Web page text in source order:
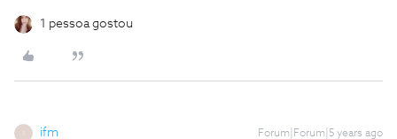
1 pessoa gostou
ifm Forum|Forum|5 years ago